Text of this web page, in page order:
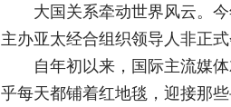
大国关系牵动世界风云。
主办亚太经合组织领导人非正
自年初以来，国际主流媒
乎每天都铺着红地毯，迎接那